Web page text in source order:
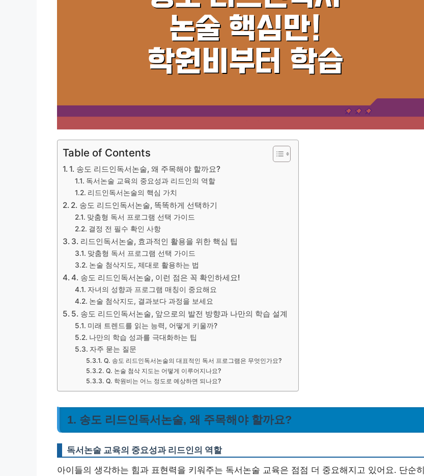
Table of Contents
1. 송도 리드인독서논술, 왜 주목해야 할까요?
독서논술 교육의 중요성과 리드인의 역할
리드인독서논술의 핵심 가치
2. 송도 리드인독서논술, 똑똑하게 선택하기
맞춤형 독서 프로그램 선택 가이드
결정 전 필수 확인 사항
3. 리드인독서논술, 효과적인 활용을 위한 핵심 팁
맞춤형 독서 프로그램 선택 가이드
논술 첨삭지도, 제대로 활용하는 법
4. 송도 리드인독서논술, 이런 점은 꼭 확인하세요!
자녀의 성향과 프로그램 매칭이 중요해요
논술 첨삭지도, 결과보다 과정을 보세요
5. 송도 리드인독서논술, 앞으로의 발전 방향과 나만의 학습 설계
미래 트렌드를 읽는 능력, 어떻게 키울까?
나만의 학습 성과를 극대화하는 팁
자주 묻는 질문
Q. 송도 리드인독서논술의 대표적인 독서 프로그램은 무엇인가요?
Q. 논술 첨삭 지도는 어떻게 이루어지나요?
Q. 학원비는 어느 정도로 예상하면 되나요?
1. 송도 리드인독서논술, 왜 주목해야 할까요?
독서논술 교육의 중요성과 리드인의 역할
아이들의 생각하는 힘과 표현력을 키워주는 독서논술 교육은 점점 더 중요해지고 있어요. 단순히